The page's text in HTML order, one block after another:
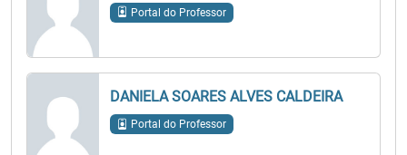
Portal do Professor
DANIELA SOARES ALVES CALDEIRA
Portal do Professor